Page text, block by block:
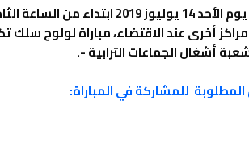
تنظم وزارة الداخلية يوم الأحد 14
مراكز أخرى عند الاقتضاء، مباراة لولوج
أشغال الجماعات الترابية -.